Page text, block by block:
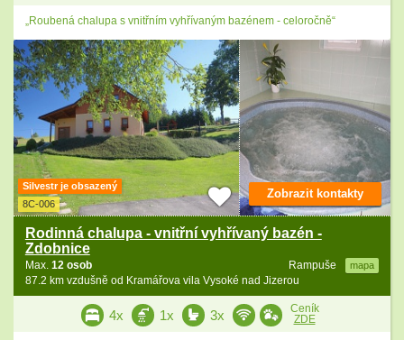
„Roubená chalupa s vnitřním vyhřívaným bazénem - celoročně“
Silvestr je obsazený
8C-006
Rodinná chalupa - vnitřní vyhřívaný bazén -
Zdobnice
Rampuše mapa
Max. 12 osob
87.2 km vzdušně od Kramářova vila Vysoké nad Jizerou
Zobrazit kontakty
4x 1x 3x
Ceník
ZDE